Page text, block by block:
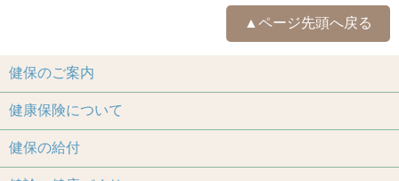
▲ページ先頭へ戻る
健保のご案内
健康保険について
健保の給付